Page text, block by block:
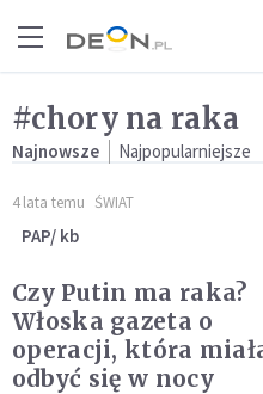
#chory na raka
Najnowsze Najpopularniejsze
4 lata temu ŚWIAT
PAP/ kb
Czy Putin ma raka?
Włoska gazeta o
operacji, która
odbyć się w nocy